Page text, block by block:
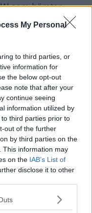
My Personal
to third parties, or
information for
the below opt-out
note that after your
continue seeing
information utilized by
third parties prior to
out of the further
by third parties on the
This information may
on the IAB’s List of
disclose it to other
one or more Google
som hämtar
40 kWh.
att bilens
bromsar och
på originalet
E-Type
2020.
priset och vill
de drivlinan